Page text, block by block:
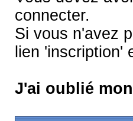
connecter.
Si vous n'avez
lien 'inscription'
J'ai oublié